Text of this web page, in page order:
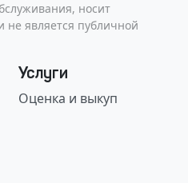
носит
является публичной
Услуги
Оценка и выкуп